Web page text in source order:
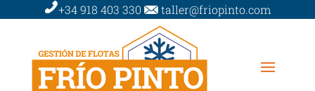
+34 918 403 330 taller@friopinto.com